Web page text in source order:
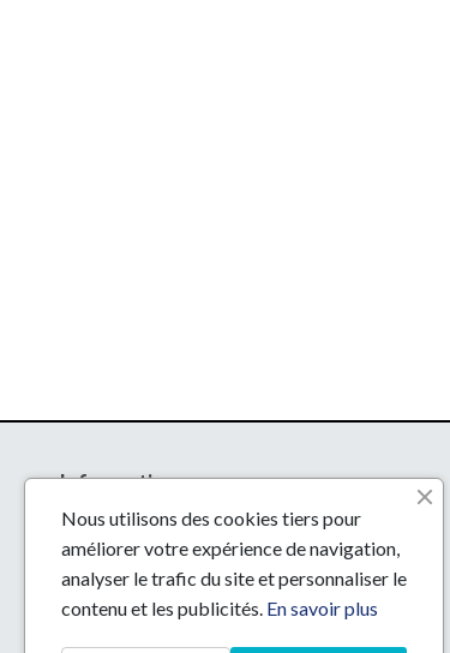
Informations
Livraison
Mentions légales
Conditions d'utilisation
Nous utilisons des cookies tiers pour
améliorer votre expérience de navigation,
analyser le trafic du site et personnaliser le
contenu et les publicités. En savoir plus